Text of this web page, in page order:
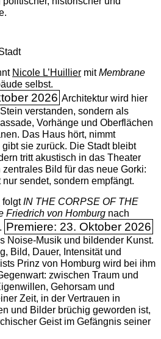
Nicole L’Huilliermit ­Membrane
selbst.
2026 Architektur wird hier
verstanden, sondern als
Vorhänge und Oberflächen
Das Haus hört, nimmt
sie zurück. Die Stadt bleibt
tritt akustisch in das Theater
Bild für das neue Gorki:
sendet, sondern empfängt.
folgtIN THE CORPSE OF THE
Friedrich von Homburgnach
Premiere: 23. Oktober 2026
Noise-Musik und bildender Kunst.
Bild, Dauer, Intensität und
Prinz von Homburg wird bei ihm
zwischen Traum und
Gehorsam und
Zeit, in der Vertrauen in
und Bilder brüchig geworden ist,
Geist im Gefängnis seiner